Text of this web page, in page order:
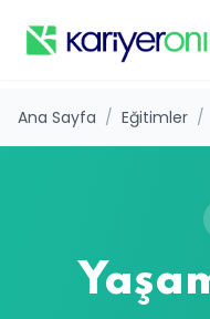
Ana Sayfa / Eğitimler /